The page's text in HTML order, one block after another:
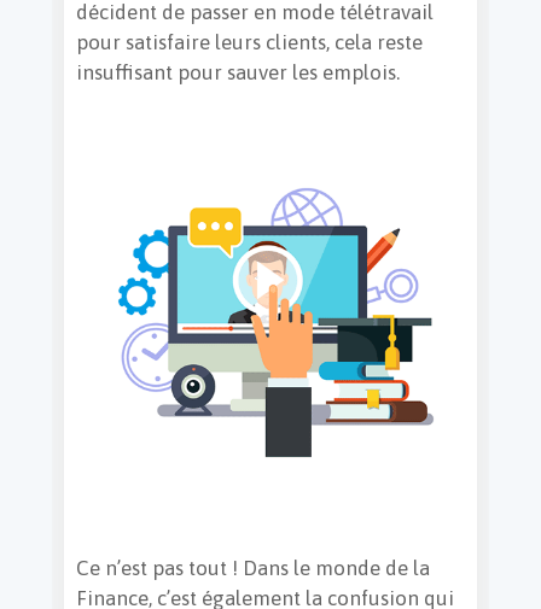
décident de passer en mode télétravail
pour satisfaire leurs clients, cela reste
insuffisant pour sauver les emplois.
Ce n’est pas tout ! Dans le monde de la
Finance, c’est également la confusion qui